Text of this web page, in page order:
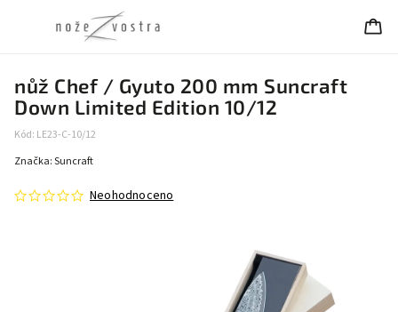
nůž Chef / Gyuto 200 mm Suncraft
Down Limited Edition 10/12
Kód: LE23-C-10/12
Neohodnoceno
Značka:Suncraft